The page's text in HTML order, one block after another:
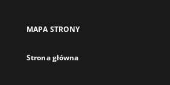
MAPA STRONY
Strona główna